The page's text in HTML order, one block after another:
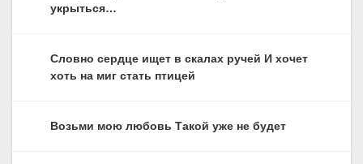
укрыться…
Словно сердце ищет в скалах ручей И хочет
хоть на миг стать птицей
Возьми мою любовь Такой уже не будет